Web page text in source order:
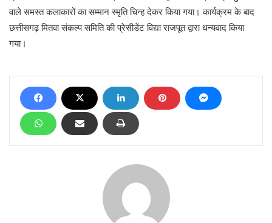
इस कार्यक्रम को सफल बनाने में सहयोग प्रदान करने वाले वॉलिंटियर, जैसे युवा
(YUVA) के प्रतिनिधि, NSS दुर्गा कॉलेज के विद्यार्थी तथा पुलिस विभाग से एक
प्रतिनिधि का भी सम्मान किया । इसके पश्चात सांस्कृतिक कार्यक्रम प्रस्तुत करने
वाले समस्त कलाकारों का सम्मान स्मृति चिन्ह देकर किया गया। कार्यक्रम के बाद
छत्तीसगढ़ मितवा संकल्प समिति की प्रेसीडेंट विद्या राजपूत द्वारा धन्यवाद किया